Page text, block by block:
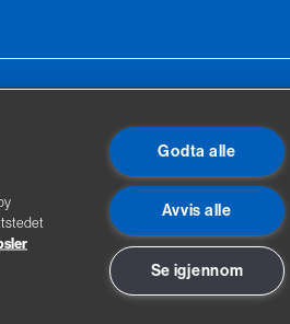
Godta alle
Avvis alle
Se igjennom